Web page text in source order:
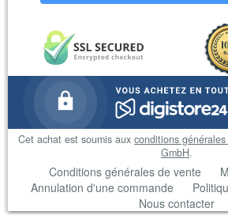
Cet achat est soumis aux conditions
GmbH.
Conditions générales de vente
Annulation d'une commande
Nous contacter